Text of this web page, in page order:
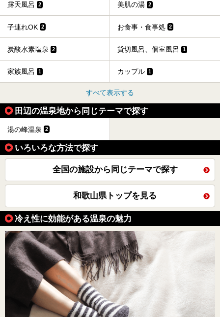
露天風呂 2 美肌の湯 2
子連れOK 2 お食事・食事処 2
炭酸水素塩泉 2 貸切風呂、個室風呂 1
家族風呂 1 カップル 1
すべて表示する
田辺の温泉地から同じテーマで探す
湯の峰温泉 2
いろいろな方法で探す
全国の施設から同じテーマで探す
和歌山県トップを見る
冷え性に効能がある温泉の魅力